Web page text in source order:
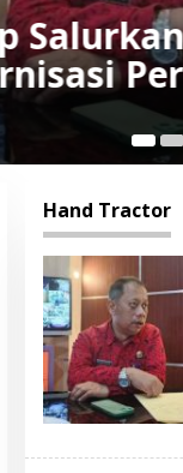
Proses
Rp 1,9
Hand Tractor